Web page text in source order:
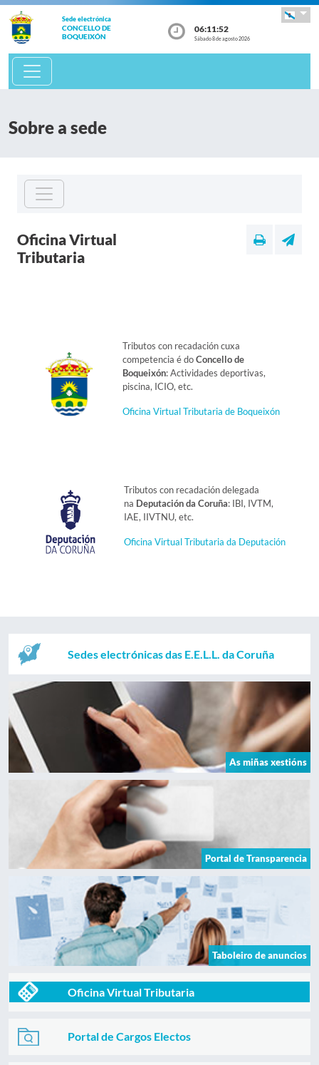
Sede electrónica
CONCELLO DE
BOQUEIXÓN
06:11:52
Sábado 8 de agosto 2026
Sobre a sede
Oficina Virtual
Tributaria
Tributos con recadación cuxa
competencia é doConcello de
Boqueixón: Actividades deportivas,
piscina, ICIO, etc.
Oficina Virtual Tributaria de Boqueixón
Tributos con recadación delegada
na Deputación da Coruña: IBI, IVTM,
IAE, IIVTNU, etc.
Oficina Virtual Tributaria da Deputación
Sedes electrónicas das E.E.L.L. da Coruña
As miñas xestións
Portal de Transparencia
Taboleiro de anuncios
Oficina Virtual Tributaria
Portal de Cargos Electos